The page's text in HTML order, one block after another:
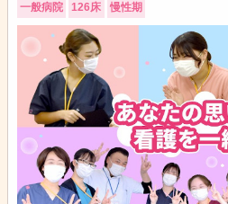
一般病院 126床 慢性期